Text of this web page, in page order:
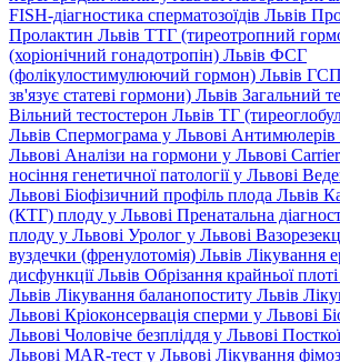
FISH-діагностика сперматозоїдів Львів
Пролактин Львів ТТГ (тиреотропний
(хоріонічний гонадотропін) Львів ФСГ
(фолікулостимулюючий гормон) Львів
зв'язує статеві гормони) Львів Загальний
Вільний тестостерон Львів ТГ
Львів Спермограма у Львові
Львові Аналізи на гормони у Львові
носіння генетичної патології у Львові
Львові Біофізичний профіль плода Львів
(КТГ) плоду у Львові Пренатальна
плоду у Львові Уролог у Львові
вуздечки (френулотомія) Львів Лікування
дисфункції Львів Обрізання крайньої
Львів Лікування баланопоститу Львів
Львові Кріоконсервація сперми у Львові
Львові Чоловіче безпліддя у Львові
Львові MAR-тест у Львові Лікування